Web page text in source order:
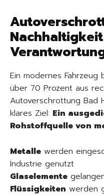
Ein modernes
über 70 Prozent aus
Autoverschrottung Bad
klares Ziel: Ein
Rohstoffquelle von
Metalle werden
Industrie genutzt
Glaselemente
Flüssigkeiten werden